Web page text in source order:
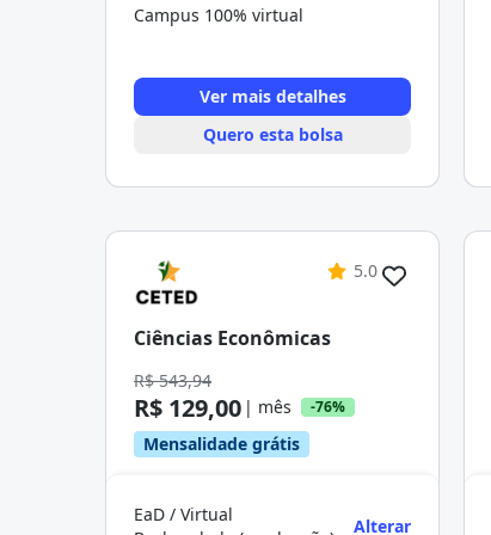
Campus 100% virtual
Ver mais detalhes
Quero esta bolsa
5.0
Ciências Econômicas
R$ 543,94
R$ 129,00 | mês -76%
Mensalidade grátis
EaD / Virtual
Alterar